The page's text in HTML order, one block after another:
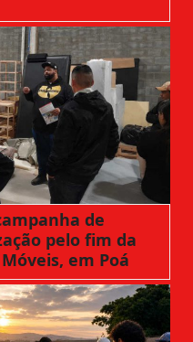
de
pelo fim da
em Poá